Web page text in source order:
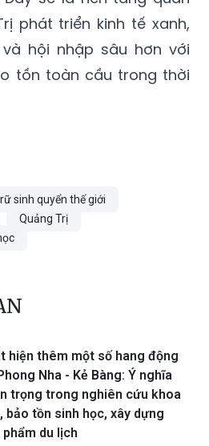
phát triển kinh tế xanh,
hội nhập sâu hơn với
tồn toàn cầu trong thời
sinh quyển thế giới
Quảng Trị
hiện thêm một số hang động
Nha - Kẻ Bàng: Ý nghĩa
trọng trong nghiên cứu khoa
bảo tồn sinh học, xây dựng
phẩm du lịch